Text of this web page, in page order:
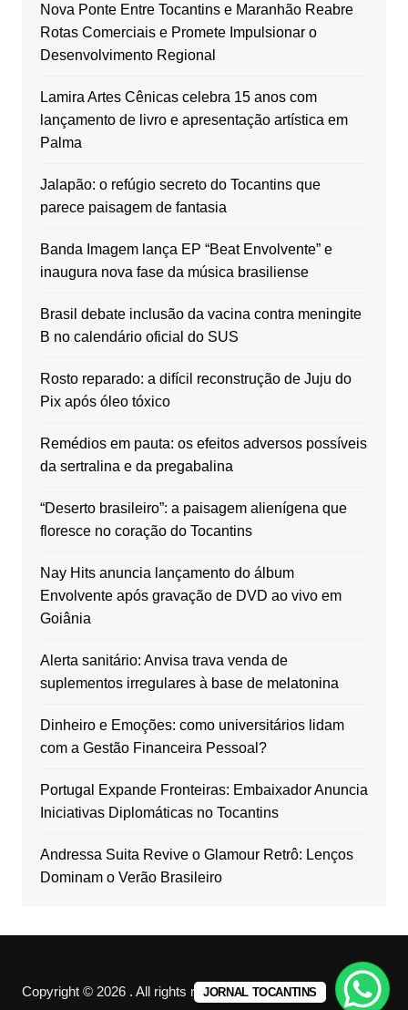
Nova Ponte Entre Tocantins e Maranhão Reabre
Rotas Comerciais e Promete Impulsionar o
Desenvolvimento Regional
Lamira Artes Cênicas celebra 15 anos com
lançamento de livro e apresentação artística em
Palma
Jalapão: o refúgio secreto do Tocantins que
parece paisagem de fantasia
Banda Imagem lança EP “Beat Envolvente” e
inaugura nova fase da música brasiliense
Brasil debate inclusão da vacina contra meningite
B no calendário oficial do SUS
Rosto reparado: a difícil reconstrução de Juju do
Pix após óleo tóxico
Remédios em pauta: os efeitos adversos possíveis
da sertralina e da pregabalina
“Deserto brasileiro”: a paisagem alienígena que
floresce no coração do Tocantins
Nay Hits anuncia lançamento do álbum
Envolvente após gravação de DVD ao vivo em
Goiânia
Alerta sanitário: Anvisa trava venda de
suplementos irregulares à base de melatonina
Dinheiro e Emoções: como universitários lidam
com a Gestão Financeira Pessoal?
Portugal Expande Fronteiras: Embaixador Anuncia
Iniciativas Diplomáticas no Tocantins
Andressa Suita Revive o Glamour Retrô: Lenços
Dominam o Verão Brasileiro
Copyright © 2026 . All rights reserved.JORNAL TOCANTINS